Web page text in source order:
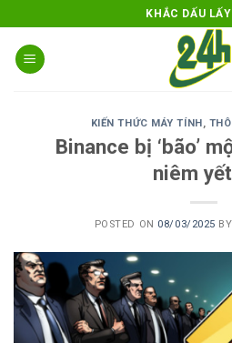
to
content
KHẮC DẤU
KIẾN THỨC MÁY TÍNH,
Binance bị ‘bão’
niêm
POSTED ON 08/03/2025